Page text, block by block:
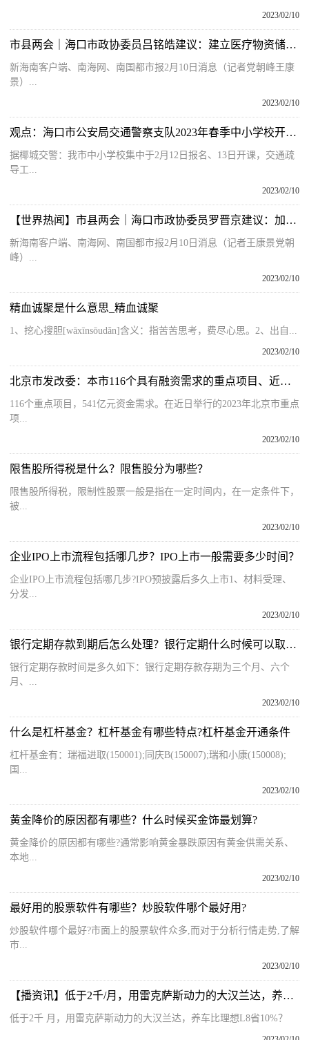
2023/02/10
市县两会｜海口市政协委员吕铭皓建议：建立医疗物资储备管理长效机制
新海南客户端、南海网、南国都市报2月10日消息（记者党朝峰王康
景）...
2023/02/10
观点：海口市公安局交通警察支队2023年春季中小学校开学报名交通出行提示
据椰城交警：我市中小学校集中于2月12日报名、13日开课，交通疏
导工...
2023/02/10
【世界热闻】市县两会｜海口市政协委员罗晋京建议：加强琼州海峡南北岸联动 构建信息共享平台
新海南客户端、南海网、南国都市报2月10日消息（记者王康景党朝
峰）...
2023/02/10
精血诚聚是什么意思_精血诚聚
1、挖心搜胆[wāxīnsōudǎn]含义：指苦苦思考，费尽心思。2、出自...
2023/02/10
北京市发改委：本市116个具有融资需求的重点项目、近期资金需求约541亿元
116个重点项目，541亿元资金需求。在近日举行的2023年北京市重点
项...
2023/02/10
限售股所得税是什么？限售股分为哪些？
限售股所得税，限制性股票一般是指在一定时间内，在一定条件下，
被...
2023/02/10
企业IPO上市流程包括哪几步？IPO上市一般需要多少时间？
企业IPO上市流程包括哪几步?IPO预披露后多久上市1、材料受理、
分发...
2023/02/10
银行定期存款到期后怎么处理？银行定期什么时候可以取出来？
银行定期存款时间是多久如下：银行定期存款存期为三个月、六个
月、...
2023/02/10
什么是杠杆基金？杠杆基金有哪些特点?杠杆基金开通条件
杠杆基金有：瑞福进取(150001);同庆B(150007);瑞和小康(150008);
国...
2023/02/10
黄金降价的原因都有哪些？什么时候买金饰最划算?
黄金降价的原因都有哪些?通常影响黄金暴跌原因有黄金供需关系、
本地...
2023/02/10
最好用的股票软件有哪些？炒股软件哪个最好用?
炒股软件哪个最好?市面上的股票软件众多,而对于分析行情走势,了解
市...
2023/02/10
【播资讯】低于2千/月，用雷克萨斯动力的大汉兰达，养车比理想L8省10%？
低于2千 月，用雷克萨斯动力的大汉兰达，养车比理想L8省10%？